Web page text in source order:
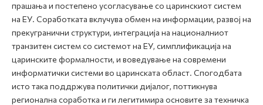
прашања и постепено усогласување со царинскиот систем
на ЕУ. Соработката вклучува обмен на информации, развој на
прекугранични структури, интеграција на националниот
транзитен систем со системот на ЕУ, симплификација на
царинските формалности, и воведување на современи
информатички системи во царинската област. Спогодбата
исто така поддржува политички дијалог, поттикнува
регионална соработка и ги легитимира основите за техничка